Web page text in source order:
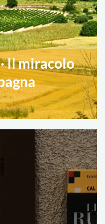
Il miracolo